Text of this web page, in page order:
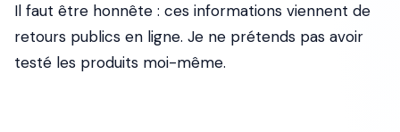
Il faut être honnête : ces informations viennent de
retours publics en ligne. Je ne prétends pas avoir
testé les produits moi-même.